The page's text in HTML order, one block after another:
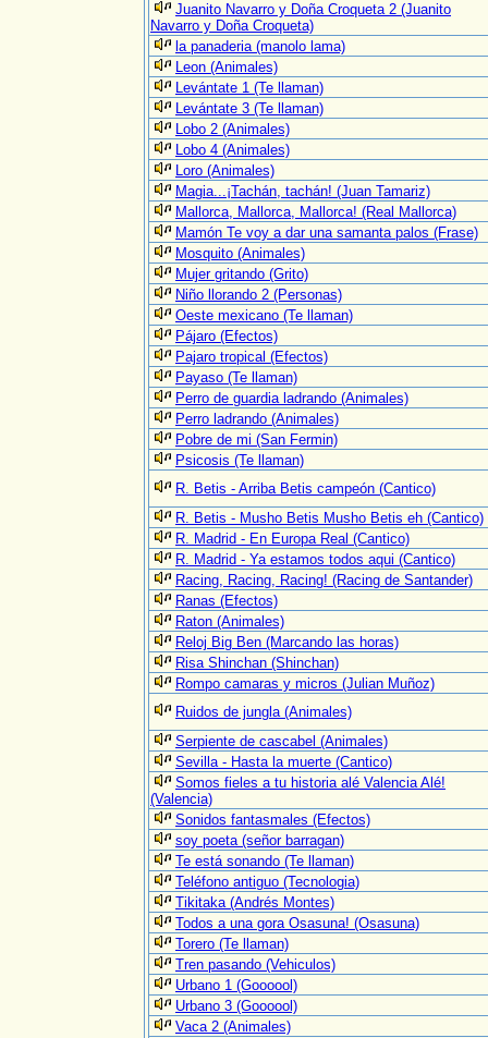
Juanito Navarro y Doña Croqueta 2 (Juanito
Navarro y Doña Croqueta)
la panaderia (manolo lama)
Leon (Animales)
Levántate 1 (Te llaman)
Levántate 3 (Te llaman)
Lobo 2 (Animales)
Lobo 4 (Animales)
Loro (Animales)
Magia...¡Tachán, tachán! (Juan Tamariz)
Mallorca, Mallorca, Mallorca! (Real Mallorca)
Mamón Te voy a dar una samanta palos (Frase)
Mosquito (Animales)
Mujer gritando (Grito)
Niño llorando 2 (Personas)
Oeste mexicano (Te llaman)
Pájaro (Efectos)
Pajaro tropical (Efectos)
Payaso (Te llaman)
Perro de guardia ladrando (Animales)
Perro ladrando (Animales)
Pobre de mi (San Fermin)
Psicosis (Te llaman)
R. Betis - Arriba Betis campeón (Cantico)
R. Betis - Musho Betis Musho Betis eh (Cantico)
R. Madrid - En Europa Real (Cantico)
R. Madrid - Ya estamos todos aqui (Cantico)
Racing, Racing, Racing! (Racing de Santander)
Ranas (Efectos)
Raton (Animales)
Reloj Big Ben (Marcando las horas)
Risa Shinchan (Shinchan)
Rompo camaras y micros (Julian Muñoz)
Ruidos de jungla (Animales)
Serpiente de cascabel (Animales)
Sevilla - Hasta la muerte (Cantico)
Somos fieles a tu historia alé Valencia Alé!
(Valencia)
Sonidos fantasmales (Efectos)
soy poeta (señor barragan)
Te está sonando (Te llaman)
Teléfono antiguo (Tecnologia)
Tikitaka (Andrés Montes)
Todos a una gora Osasuna! (Osasuna)
Torero (Te llaman)
Tren pasando (Vehiculos)
Urbano 1 (Goooool)
Urbano 3 (Goooool)
Vaca 2 (Animales)